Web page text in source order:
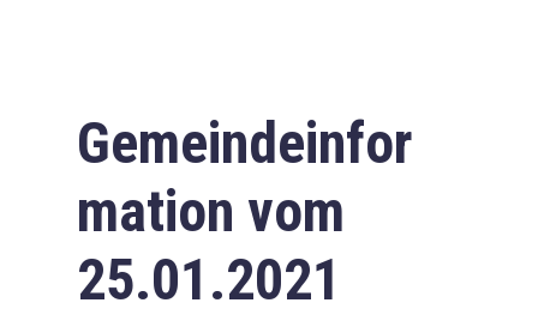
Gemeindeinfor
mation vom
25.01.2021